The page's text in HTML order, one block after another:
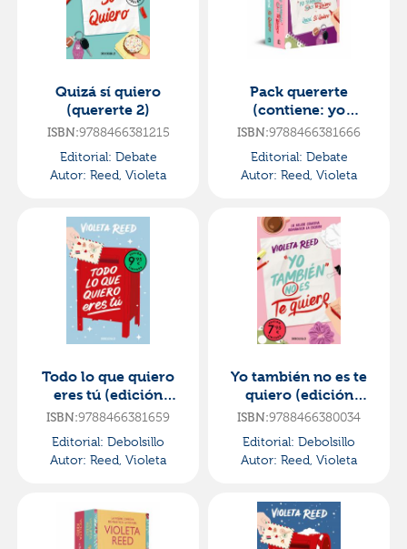
Quizá sí quiero
(quererte 2)
ISBN:9788466381215
Editorial: Debate
Autor: Reed, Violeta
Pack quererte
(contiene: yo
también no es te
quiero)
ISBN:9788466381666
Editorial: Debate
Autor: Reed, Violeta
Todo lo que quiero
eres tú (edición
limitada)
ISBN:9788466381659
Editorial: Debolsillo
Autor: Reed, Violeta
Yo también no es te
quiero (edición
limitada) (quererte 1)
ISBN:9788466380034
Editorial: Debolsillo
Autor: Reed, Violeta